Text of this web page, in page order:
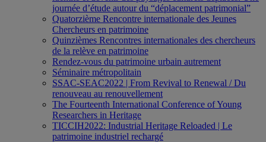
journée d’étude autour du “déplacement patrimonial”
Quatorzième Rencontre internationale des Jeunes
Chercheurs en patrimoine
Quinzièmes Rencontres internationales des chercheurs
de la relève en patrimoine
Rendez-vous du patrimoine urbain autrement
Séminaire métropolitain
SSAC-SEAC2022 | From Revival to Renewal / Du
renouveau au renouvellement
The Fourteenth International Conference of Young
Researchers in Heritage
TICCIH2022: Industrial Heritage Reloaded | Le
patrimoine industriel rechargé